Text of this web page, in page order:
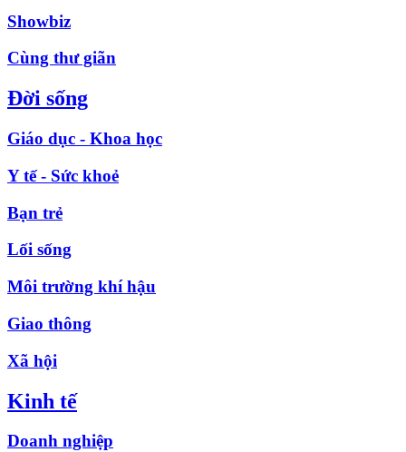
Showbiz
Cùng thư giãn
Đời sống
Giáo dục - Khoa học
Y tế - Sức khoẻ
Bạn trẻ
Lối sống
Môi trường khí hậu
Giao thông
Xã hội
Kinh tế
Doanh nghiệp